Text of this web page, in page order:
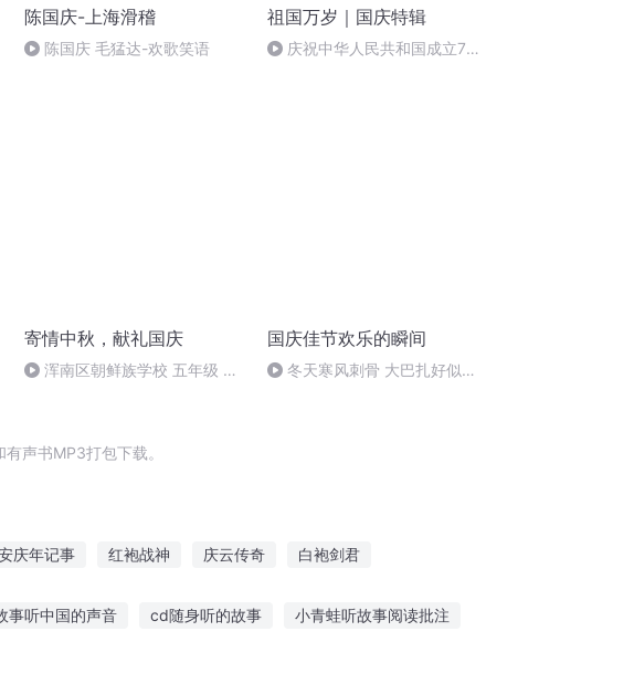
陈国庆-上海滑稽
陈国庆 毛猛达-欢歌笑语
祖国万岁｜国庆特辑
庆祝中华人民共和国成立73
寄情中秋，献礼国庆
浑南区朝鲜族学校 五年级 孙
国庆佳节欢乐的瞬间
冬天寒风刺骨 大巴扎好似温
声书MP3打包下载。
庆年记事 红袍战神 庆云传奇 白袍剑君
事听中国的声音 cd随身听的故事 小青蛙听故事阅读批注